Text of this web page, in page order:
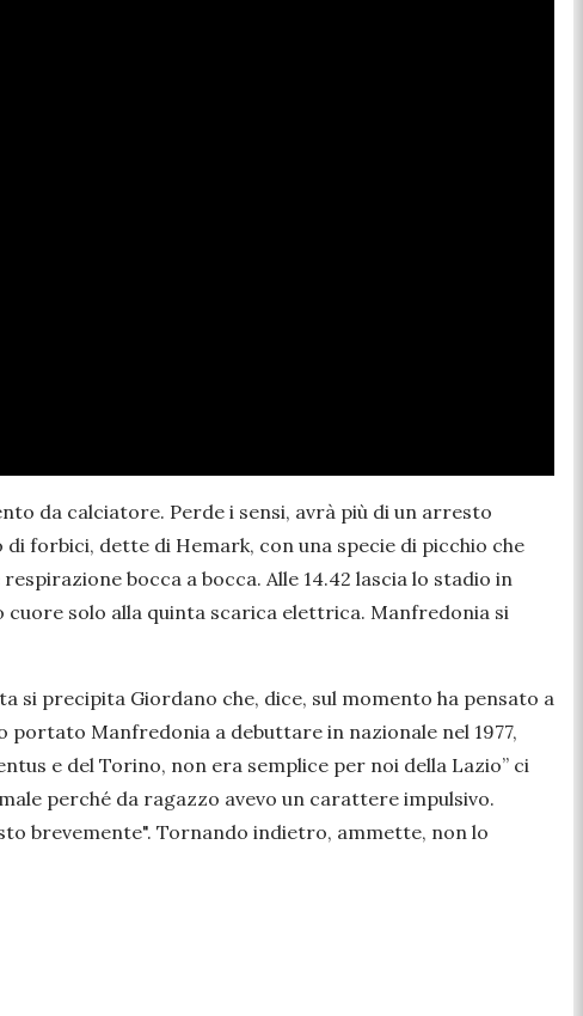
da calciatore. Perde i sensi, avrà più di un arresto
forbici, dette di Hemark, con una specie di picchio che
bocca a bocca. Alle 14.42 lascia lo stadio in
solo alla quinta scarica elettrica. Manfredonia si
si precipita Giordano che, dice, sul momento ha pensato a
portato Manfredonia a debuttare in nazionale nel 1977,
e del Torino, non era semplice per noi della Lazio” ci
perché da ragazzo avevo un carattere impulsivo.
brevemente". Tornando indietro, ammette, non lo